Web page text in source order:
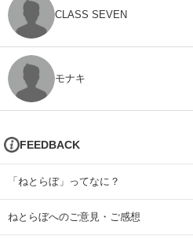
CLASS SEVEN
モナキ
FEEDBACK
「ねとらぼ」ってなに？
ねとらぼへのご意見・ご感想